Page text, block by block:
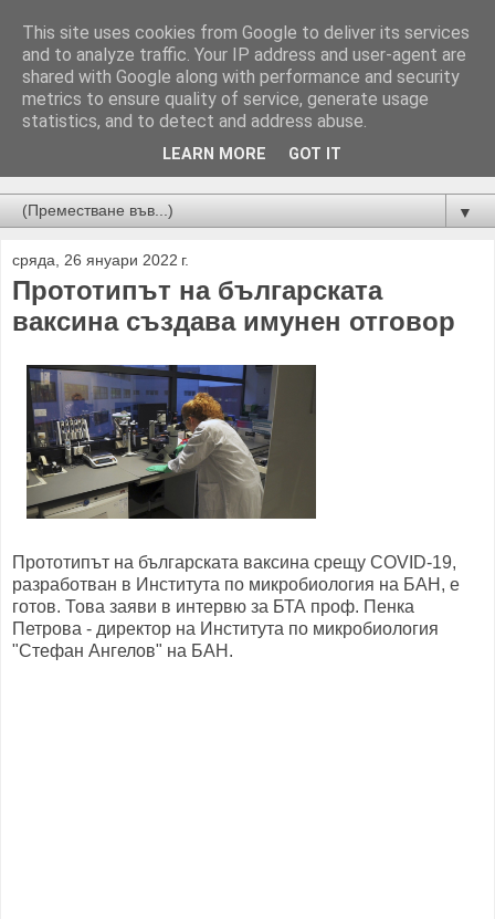
Новини от Бургас, страната и света!
▼
сряда, 26 януари 2022 г.
Прототипът на българската
ваксина създава имунен отговор
Прототипът на българската ваксина срещу COVID-19,
разработван в Института по микробиология на БАН, е
готов. Това заяви в интервю за БТА проф. Пенка
Петрова - директор на Института по микробиология
"Стефан Ангелов" на БАН.
This site uses cookies from Google to deliver its services
and to analyze traffic. Your IP address and user-agent are
shared with Google along with performance and security
metrics to ensure quality of service, generate usage
statistics, and to detect and address abuse.
LEARN MORE GOT IT